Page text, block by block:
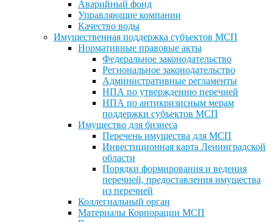
Аварийный фонд
Управляющие компании
Качество воды
Имущественная поддержка субъектов МСП
Нормативные правовые акты
Федеральное законодательство
Региональное законодательство
Административные регламенты
НПА по утверждению перечней
НПА по антикризисным мерам
поддержки субъектов МСП
Имущество для бизнеса
Перечень имущества для МСП
Инвестиционная карта Ленинградской
области
Порядки формирования и ведения
перечней, предоставления имущества
из перечней
Коллегиальный орган
Материалы Корпорации МСП